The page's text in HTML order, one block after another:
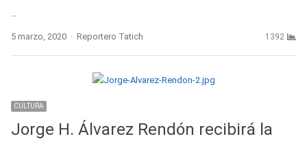
…
5 marzo, 2020 Author
Reportero Tatich 1392
CULTURA
Jorge H. Álvarez Rendón recibirá la